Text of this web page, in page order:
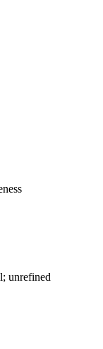
unrefined